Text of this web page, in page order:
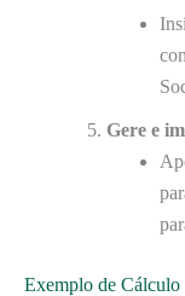
Gere e
Exemplo de